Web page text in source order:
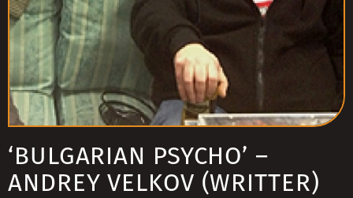
‘BULGARIAN PSYCHO’ –
ANDREY VELKOV (WRITTER)